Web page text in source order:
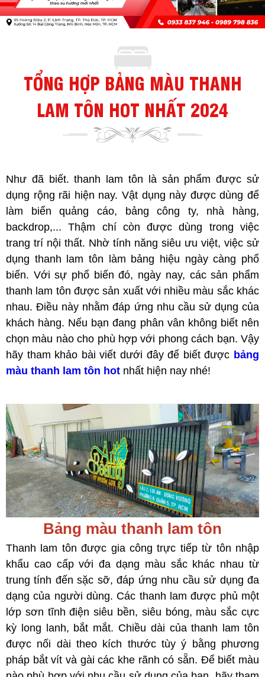
TỔNG HỢP BẢNG MÀU THANH
LAM TÔN HOT NHẤT 2024
Như đã biết. thanh lam tôn là sản phẩm được sử
dụng rộng rãi hiện nay. Vật dụng này được dùng để
làm biển quảng cáo, bảng công ty, nhà hàng,
backdrop,... Thậm chí còn được dùng trong việc
trang trí nội thất. Nhờ tính năng siêu ưu việt, việc sử
dụng thanh lam tôn làm bảng hiệu ngày càng phổ
biến. Với sự phổ biến đó, ngày nay, các sản phẩm
thanh lam tôn được sản xuất với nhiều màu sắc khác
nhau. Điều này nhằm đáp ứng nhu cầu sử dụng của
khách hàng. Nếu bạn đang phân vân không biết nên
chọn màu nào cho phù hợp với phong cách bạn. Vậy
hãy tham khảo bài viết dưới đây để biết được bảng
màu thanh lam tôn hot nhất hiện nay nhé!
Bảng màu thanh lam tôn
Thanh lam tôn được gia công trực tiếp từ tôn nhập
khẩu cao cấp với đa dạng màu sắc khác nhau từ
trung tính đến sặc sỡ, đáp ứng nhu cầu sử dụng đa
dạng của người dùng. Các thanh lam được phủ một
lớp sơn tĩnh điện siêu bền, siêu bóng, màu sắc cực
kỳ long lanh, bắt mắt. Chiều dài của thanh lam tôn
được nối dài theo kích thước tùy ý bằng phương
pháp bắt vít và gài các khe rãnh có sẵn. Để biết màu